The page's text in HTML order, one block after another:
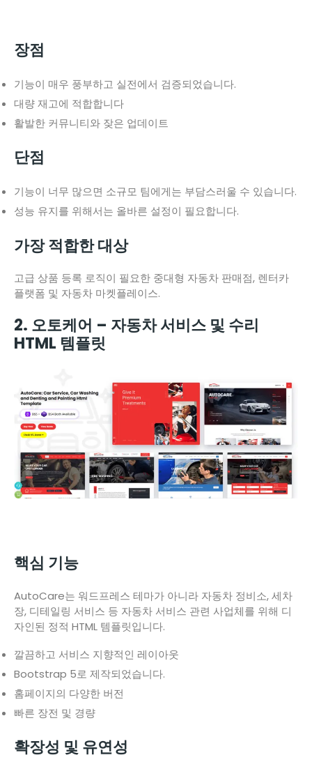
장점
기능이 매우 풍부하고 실전에서 검증되었습니다.
대량 재고에 적합합니다
활발한 커뮤니티와 잦은 업데이트
단점
기능이 너무 많으면 소규모 팀에게는 부담스러울 수 있습니다.
성능 유지를 위해서는 올바른 설정이 필요합니다.
가장 적합한 대상
고급 상품 등록 로직이 필요한 중대형 자동차 판매점, 렌터카
플랫폼 및 자동차 마켓플레이스.
2. 오토케어 – 자동차 서비스 및 수리
HTML 템플릿
핵심 기능
AutoCare는 워드프레스 테마가 아니라 자동차 정비소, 세차
장, 디테일링 서비스 등 자동차 서비스 관련 사업체를 위해 디
자인된 정적 HTML 템플릿입니다.
깔끔하고 서비스 지향적인 레이아웃
Bootstrap 5로 제작되었습니다.
홈페이지의 다양한 버전
빠른 장전 및 경량
확장성 및 유연성